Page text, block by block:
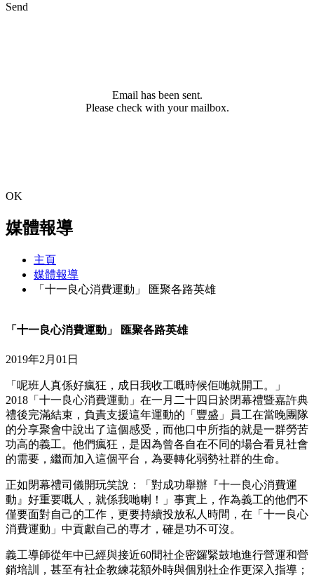
Send
Email has been sent.
Please check with your mailbox.
OK
媒體報導
主頁
媒體報導
「十一良心消費運動」 匯聚各路英雄
「十一良心消費運動」 匯聚各路英雄
2019年2月01日
「呢班人真係好瘋狂，成日我收工嘅時候佢哋就開工。」
2018「十一良心消費運動」在一月二十四日於閉幕禮暨嘉許典
禮後完滿結束，負責支援這年運動的「豐盛」員工在當晚團隊
的分享聚會中說出了這個感受，而他口中所指的就是一群勞苦
功高的義工。他們瘋狂，是因為曾各自在不同的場合看見社會
的需要，繼而加入這個平台，為要轉化弱勢社群的生命。
正如閉幕禮司儀開玩笑說：「對成功舉辦『十一良心消費運
動』好重要嘅人，就係我哋喇！」事實上，作為義工的他們不
僅要面對自己的工作，更要持續投放私人時間，在「十一良心
消費運動」中貢獻自己的専才，確是功不可沒。
義工導師從年中已經與接近60間社企密鑼緊鼓地進行營運和營
銷培訓，甚至有社企教練花額外時與個別社企作更深入指導；